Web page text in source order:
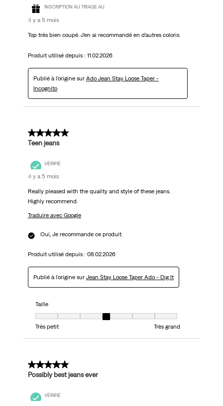
INSCRIPTION AU TIRAGE AU
il y a 5 mois
Top très bien coupé. J’en ai recommandé en d’autres coloris.
Produit utilisé depuis : 11.02.2026
Publié à l'origine sur Ado Jean Stay Loose Taper -
Incognito
5 sur 5 étoiles.
Teen jeans
VÉRIFIÉ
il y a 5 mois
Really pleased with the quality and style of these jeans.
Highly recommend.
Traduire avec Google
Oui, Je recommande ce produit.
Produit utilisé depuis : 08.02.2026
Publié à l'origine sur Jean Stay Loose Taper Ado - Dig It
Taille
Taille, 4 sur 7, où 1 est égal à Très petit et 7 est égal à Très grand
Très petit
Très grand
5 sur 5 étoiles.
Possibly best jeans ever
VÉRIFIÉ